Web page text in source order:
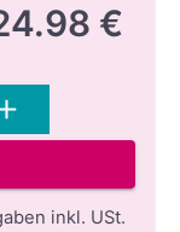
€
inkl. USt.